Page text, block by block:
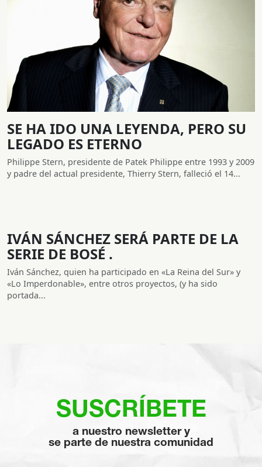
SE HA IDO UNA LEYENDA, PERO SU
LEGADO ES ETERNO
Philippe Stern, presidente de Patek Philippe entre 1993 y 2009
y padre del actual presidente, Thierry Stern, falleció el 14...
IVÁN SÁNCHEZ SERÁ PARTE DE LA
SERIE DE BOSÉ .
Iván Sánchez, quien ha participado en «La Reina del Sur» y
«Lo Imperdonable», entre otros proyectos, (y ha sido
portada...
SUSCRÍBETE
a nuestro newsletter y
se parte de nuestra comunidad